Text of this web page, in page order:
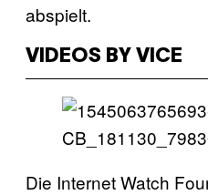
abspielt.
VIDEOS BY VICE
Die Internet Watch